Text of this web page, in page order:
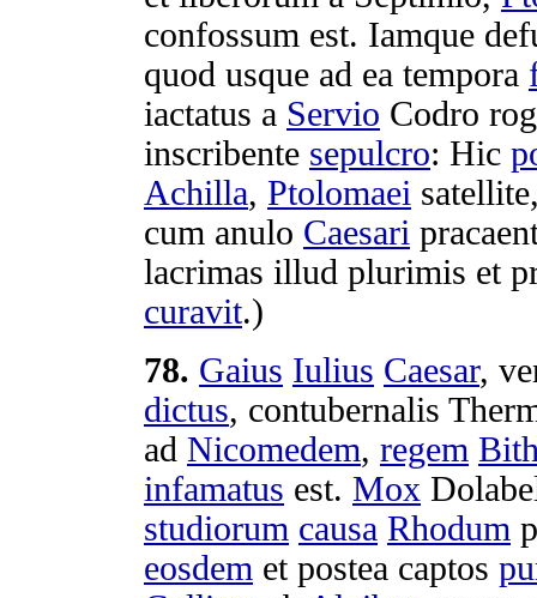
confossum est. Iamque
quod usque ad ea tempora
iactatus a Servio Codro
inscribente sepulcro: Hic
Achilla, Ptolomaei satellite
cum anulo Caesari
lacrimas illud plurimis et
curavit.)
78. Gaius Iulius Caesar,
dictus, contubernalis
ad Nicomedem, regem
infamatus est. Mox
studiorum causa Rhodum
eosdem et postea captos